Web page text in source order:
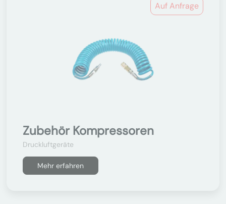
Auf Anfrage
Zubehör Kompressoren
Druckluftgeräte
Mehr erfahren